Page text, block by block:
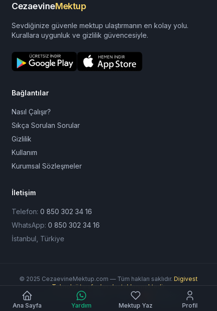
Ana Sayfa Yardım Mektup Yaz Profil
CezaevineMektup
Sevdiğinize güvenle mektup ulaştırmanın en kolay yolu.
Kurallara uygunluk ve gizlilik güvencesiyle.
Bağlantılar
Nasıl Çalışır?
Sıkça Sorulan Sorular
Gizlilik
Kullanım
Kurumsal Sözleşmeler
İletişim
Telefon: 0 850 302 34 16
WhatsApp: 0 850 302 34 16
İstanbul, Türkiye
© 2025 CezaevineMektup.com — Tüm hakları saklıdır. Digivest
Teknoloji tarafından desteklenmektedir.
Ödeme Yöntemleri: